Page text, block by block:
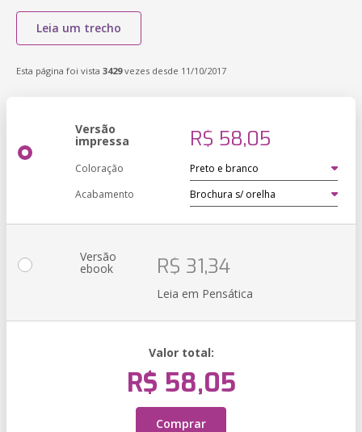
Leia um trecho
Esta página foi vista 3429vezes desde 11/10/2017
Versão
impressa R$ 58,05
Coloração
Acabamento
Versão
ebook R$ 31,34
Leia em Pensática
Valor total:
R$ 58,05
Comprar